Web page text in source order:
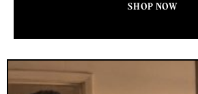
SHOP NOW